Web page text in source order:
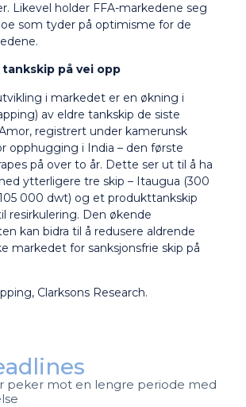
Likevel holder FFA-markedene seg
som tyder på optimisme for de
på vei opp
i markedet er en økning i
av eldre tankskip de siste
, registrert under kamerunsk
opphugging i India – den første
på over to år. Dette ser ut til å ha
ytterligere tre skip – Itaugua (300
000 dwt) og et produkttankskip
resirkulering. Den økende
kan bidra til å redusere aldrende
markedet for sanksjonsfrie skip på
Clarksons Research.
peker mot en lengre periode med